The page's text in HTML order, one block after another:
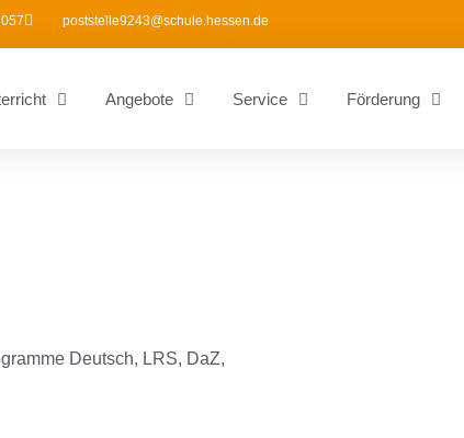
poststelle9243@schule.hessen.de
Angebote Service Förderung
Deutsch, LRS, DaZ,